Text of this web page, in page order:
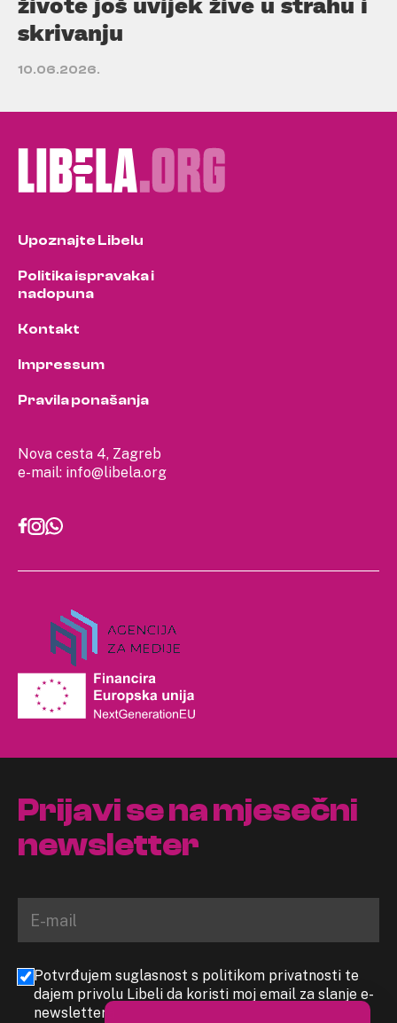
skrivanju
10.06.2026.
Nova cesta 4, Zagreb
e-mail: info@libela.org
Upoznajte Libelu
Politika ispravaka i
nadopuna
Kontakt
Impressum
Pravila ponašanja
Prijavi se na mjesečni
newsletter
Potvrđujem suglasnost s politikom privatnosti te
dajem privolu Libeli da koristi moj email za slanje e-
newslettera